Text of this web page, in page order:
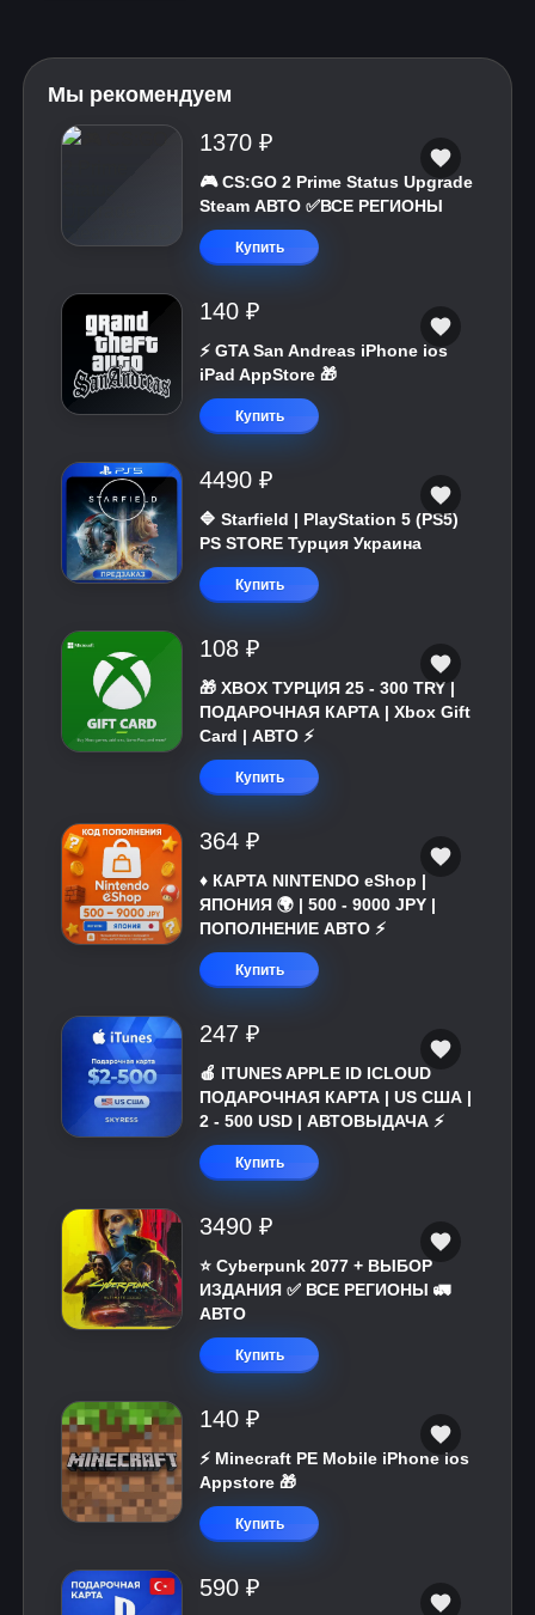
Мы рекомендуем
1370 ₽
🎮 CS:GO 2 Prime Status Upgrade
Steam АВТО ✅ВСЕ РЕГИОНЫ
Купить
140 ₽
⚡️ GTA San Andreas iPhone ios
iPad AppStore 🎁
Купить
4490 ₽
🔷 Starfield | PlayStation 5 (PS5)
PS STORE Турция Украина
Купить
108 ₽
🎁 XBOX ТУРЦИЯ 25 - 300 TRY |
ПОДАРОЧНАЯ КАРТА | Xbox Gift
Card | АВТО ⚡
Купить
364 ₽
♦️ КАРТА NINTENDO eShop |
ЯПОНИЯ 🌍 | 500 - 9000 JPY |
ПОПОЛНЕНИЕ АВТО ⚡
Купить
247 ₽
🍎 ITUNES APPLE ID ICLOUD
ПОДАРОЧНАЯ КАРТА | US США |
2 - 500 USD | АВТОВЫДАЧА ⚡️
Купить
3490 ₽
⭐ Cyberpunk 2077 + ВЫБОР
ИЗДАНИЯ ✅ ВСЕ РЕГИОНЫ 🚛
АВТО
Купить
140 ₽
⚡️ Minecraft PE Mobile iPhone ios
Appstore 🎁
Купить
590 ₽